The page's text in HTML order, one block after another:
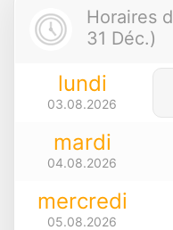
Horaires
31 Déc.)
lundi
03.08.2026
mardi
04.08.2026
mercredi
05.08.2026